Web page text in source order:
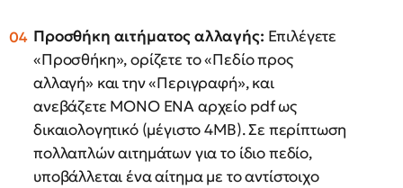
Προσθήκη αιτήματος αλλαγής: Επιλέγετε
«Προσθήκη», ορίζετε το «Πεδίο προς
αλλαγή» και την «Περιγραφή», και
ανεβάζετε ΜΟΝΟ ΕΝΑ αρχείο pdf ως
δικαιολογητικό (μέγιστο 4MB). Σε περίπτωση
πολλαπλών αιτημάτων για το ίδιο πεδίο,
υποβάλλεται ένα αίτημα με το αντίστοιχο